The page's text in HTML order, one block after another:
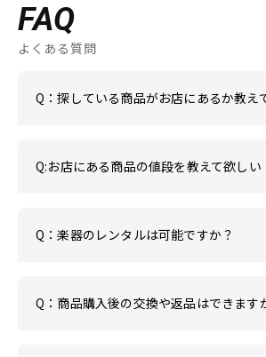
FAQ
よくある質問
Q：探している商品がお店にあるか教え
Q:お店にある商品の値段を教えて欲しい
Q：楽器のレンタルは可能ですか？
Q：商品購入後の交換や返品はできます